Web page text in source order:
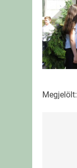
Megjelölt: